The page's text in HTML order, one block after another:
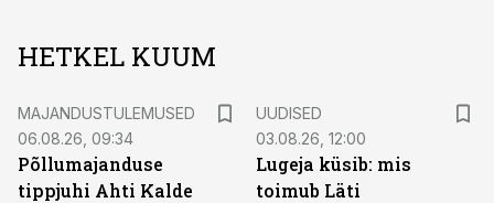
HETKEL KUUM
MAJANDUSTULEMUSED
06.08.26, 09:34
Põllumajanduse
tippjuhi Ahti Kalde
UUDISED
03.08.26, 12:00
Lugeja küsib: mis
toimub Läti